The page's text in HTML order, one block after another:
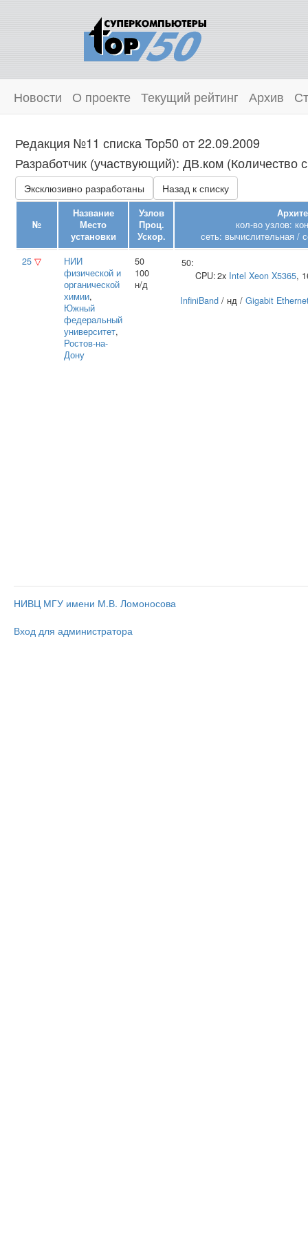
Новости О проекте Текущий рейтинг Архив
Редакция №11 списка Top50 от 22.09.2009
Разработчик (участвующий): ДВ.ком (Количество
Эксклюзивно разработаны Назад к списку
№
Название
Место
установки
Узлов
Проц.
Ускор.
кол-во узлов:
сеть: вычислительная /
25 ▽
НИИ
физической и
органической
химии,
Южный
федеральный
университет,
Ростов-на-
Дону
50
100
н/д
50:
CPU:2x Intel Xeon X5365,
InfiniBand / нд / Gigabit
НИВЦ МГУ имени М.В. Ломоносова
Вход для администратора